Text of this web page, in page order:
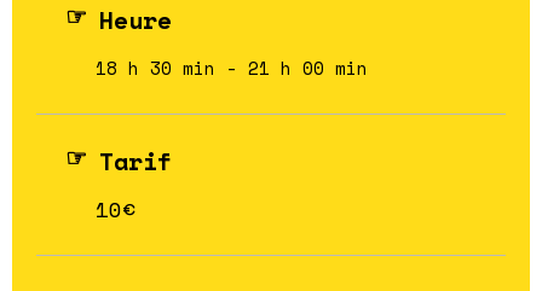
Heure
18 h 30 min - 21 h 00 min
Tarif
10€